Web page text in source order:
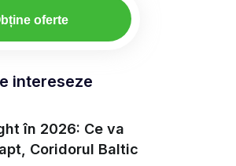
oferte
intereseze
în 2026: Ce va
Coridorul Baltic